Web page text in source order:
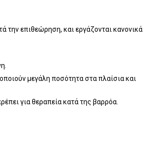
την επιθεώρηση, και εργάζονται κανονικά
μεγάλη ποσότητα στα πλαίσια και
για θεραπεία κατά της βαρρόα.